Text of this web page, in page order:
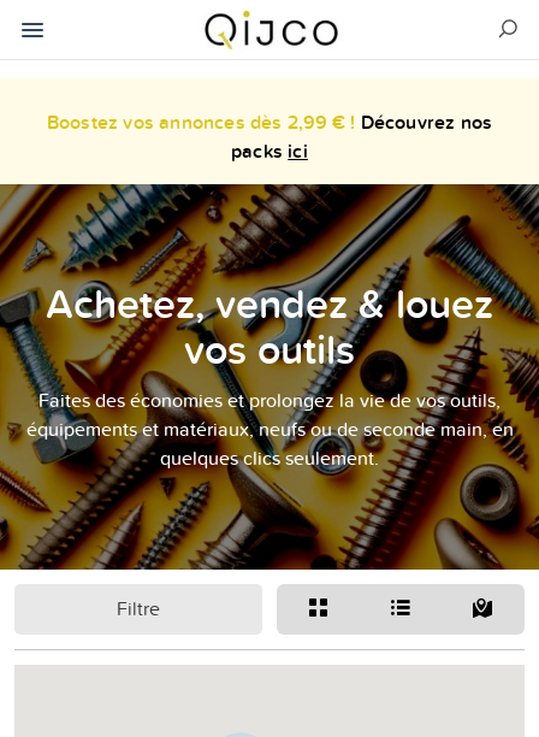
Boostez vos annonces dès 2,99 € ! Découvrez nos
packs ici
Achetez, vendez & louez
vos outils
Faites des économies et prolongez la vie de vos outils,
équipements et matériaux, neufs ou de seconde main, en
quelques clics seulement.
Filtre